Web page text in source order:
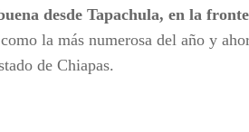
desde Tapachula, en la
como la más numerosa del año y
de Chiapas.